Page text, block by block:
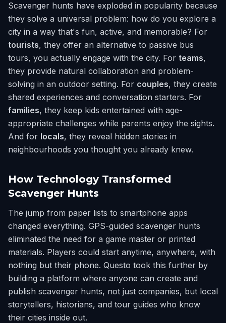
Scavenger hunts have exploded in popularity because
they solve a universal problem: how do you explore a
city in a way that's fun, active, and memorable? For
tourists, they offer an alternative to passive bus
tours, you actually engage with the city. For teams,
they provide natural collaboration and problem-
solving in an outdoor setting. For couples, they create
shared experiences and conversation starters. For
families, they keep kids entertained with age-
appropriate challenges while parents enjoy the sights.
And for locals, they reveal hidden stories in
neighbourhoods you thought you already knew.
How Technology Transformed
Scavenger Hunts
The jump from paper lists to smartphone apps
changed everything. GPS-guided scavenger hunts
eliminated the need for a game master or printed
materials. Players could start anytime, anywhere, with
nothing but their phone. Questo took this further by
building a platform where anyone can create and
publish scavenger hunts, not just companies, but local
storytellers, historians, and tour guides who know
their cities inside out.